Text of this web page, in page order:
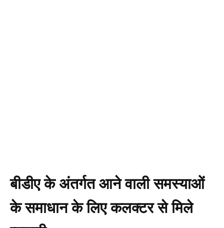
बीडीए के अंतर्गत आने वाली समस्‍याओं
के समाधान के लिए कलक्‍टर से मिले